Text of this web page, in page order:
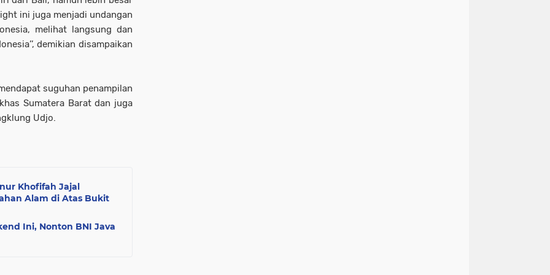
ini juga menjadi undangan
melihat langsung dan
demikian disampaikan
suguhan penampilan
Sumatera Barat dan juga
Udjo.
Khofifah Jajal
Alam di Atas Bukit
Ini, Nonton BNI Java